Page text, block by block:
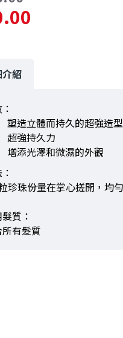
紹
塑造立體而持久的超強造
超強持久力
增添光澤和微濕的外觀
珍珠份量在掌心搓開，均
質：
有髮質